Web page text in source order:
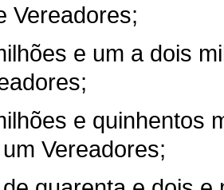
Vereadores;
e um a dois
e quinhentos
Vereadores;